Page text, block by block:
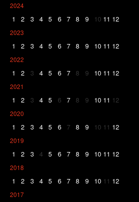
2024
1 2 3 4 5 6 7 8 9 10 11 12
2023
1 2 3 4 5 6 7 8 9 10 11 12
2022
1 2 3 4 5 6 7 8 9 10 11 12
2021
1 2 3 4 5 6 7 8 9 10 11 12
2020
1 2 3 4 5 6 7 8 9 10 11 12
2019
1 2 3 4 5 6 7 8 9 10 11 12
2018
1 2 3 4 5 6 7 8 9 10 11 12
2017